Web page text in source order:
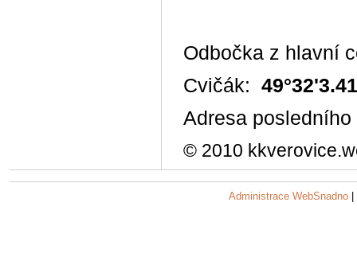
Odbočka z hlavní
Cvičák:
Adresa posledního
© 2010
Administrace WebSnadno|